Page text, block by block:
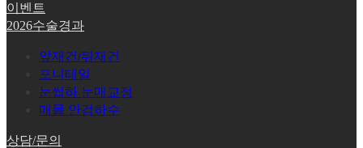
이벤트
2026수술경과
앞재건/뒤재건
포니테일
눈썹하 눈매교정
매몰 안검하수
상담/문의